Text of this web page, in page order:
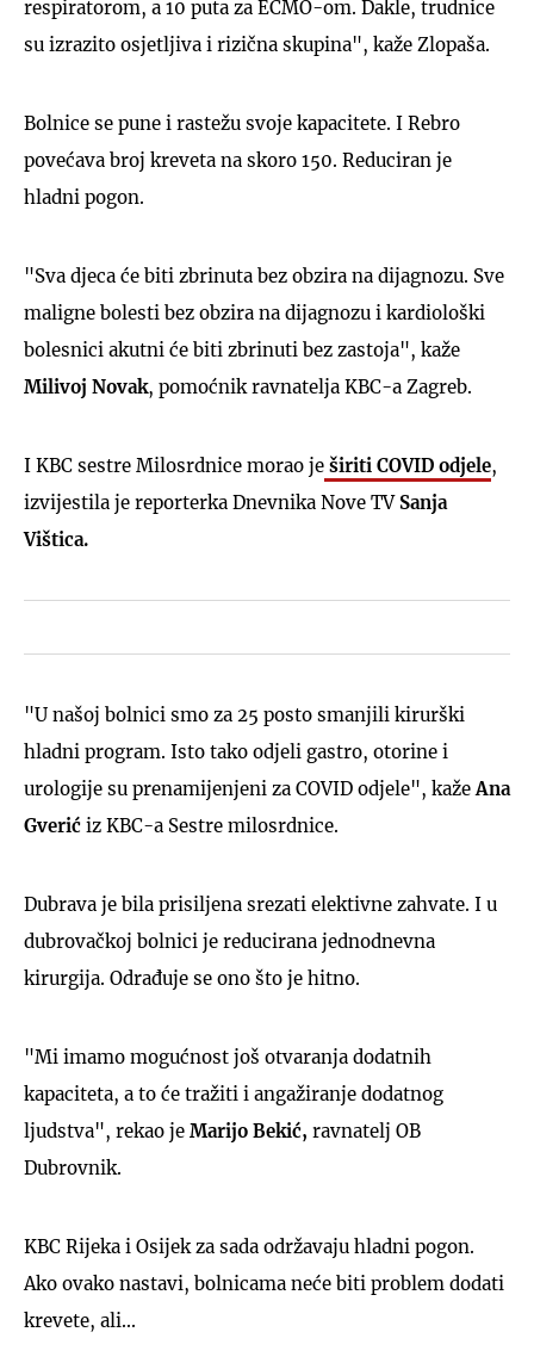
respiratorom, a 10 puta za ECMO-om. Dakle, trudnice
su izrazito osjetljiva i rizična skupina", kaže Zlopaša.
Bolnice se pune i rastežu svoje kapacitete. I Rebro
povećava broj kreveta na skoro 150. Reduciran je
hladni pogon.
"Sva djeca će biti zbrinuta bez obzira na dijagnozu. Sve
maligne bolesti bez obzira na dijagnozu i kardiološki
bolesnici akutni će biti zbrinuti bez zastoja", kaže
Milivoj Novak, pomoćnik ravnatelja KBC-a Zagreb.
I KBC sestre Milosrdnice morao je širiti COVID odjele,
izvijestila je reporterka Dnevnika Nove TVSanja
Vištica.
"U našoj bolnici smo za 25 posto smanjili kirurški
hladni program. Isto tako odjeli gastro, otorine i
urologije su prenamijenjeni za COVID odjele", kaže Ana
Gverić iz KBC-a Sestre milosrdnice.
Dubrava je bila prisiljena srezati elektivne zahvate. I u
dubrovačkoj bolnici je reducirana jednodnevna
kirurgija. Odrađuje se ono što je hitno.
"Mi imamo mogućnost još otvaranja dodatnih
kapaciteta, a to će tražiti i angažiranje dodatnog
ljudstva", rekao je Marijo Bekić, ravnatelj OB
Dubrovnik.
KBC Rijeka i Osijek za sada održavaju hladni pogon.
Ako ovako nastavi, bolnicama neće biti problem dodati
krevete, ali...